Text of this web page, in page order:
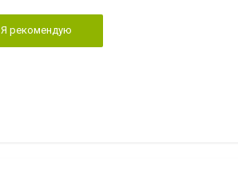
Я рекомендую